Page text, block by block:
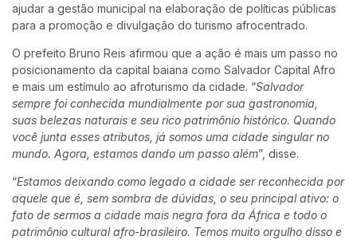
ajudar a gestão municipal na elaboração de políticas públicas
para a promoção e divulgação do turismo afrocentrado.
O prefeito Bruno Reis afirmou que a ação é mais um passo no
posicionamento da capital baiana como Salvador Capital Afro
e mais um estímulo ao afroturismo da cidade. “Salvador
sempre foi conhecida mundialmente por sua gastronomia,
suas belezas naturais e seu rico patrimônio histórico. Quando
você junta esses atributos, já somos uma cidade singular no
mundo. Agora, estamos dando um passo além”, disse.
“Estamos deixando como legado a cidade ser reconhecida por
aquele que é, sem sombra de dúvidas, o seu principal ativo: o
fato de sermos a cidade mais negra fora da África e todo o
patrimônio cultural afro-brasileiro. Temos muito orgulho disso e